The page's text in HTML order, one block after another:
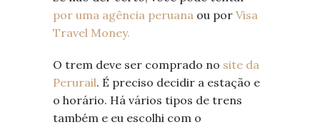
por uma agência peruana ou por Visa
Travel Money.
O trem deve ser comprado no site da
Perurail. É preciso decidir a estação e
o horário. Há vários tipos de trens
também e eu escolhi com o